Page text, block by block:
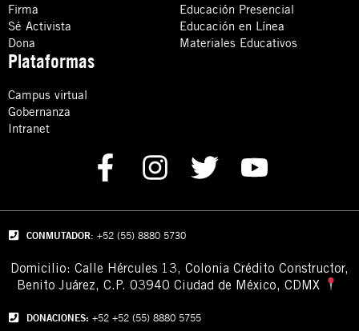
Firma
Sé Activista
Dona
Educación Presencial
Educación en Línea
Materiales Educativos
Plataformas
Campus virtual
Gobernanza
Intranet
CONMUTADOR: +52 (55) 8880 5730
Domicilio: Calle Hércules 13, Colonia Crédito Constructor,
Benito Juárez, C.P. 03940 Ciudad de México, CDMX
DONACIONES: +52 +52 (55) 8880 5755